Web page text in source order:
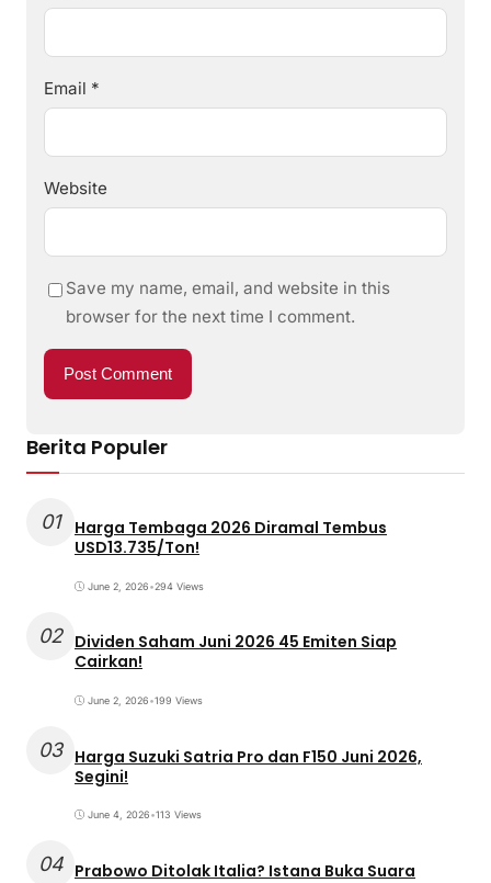
Email *
Website
Save my name, email, and website in this
browser for the next time I comment.
Berita Populer
01
Harga Tembaga 2026 Diramal Tembus
USD13.735/Ton!
June 2, 2026•294 Views
02 Dividen Saham Juni 2026 45 Emiten Siap
Cairkan!
June 2, 2026•199 Views
03 Harga Suzuki Satria Pro dan F150 Juni 2026,
Segini!
June 4, 2026•113 Views
04 Prabowo Ditolak Italia? Istana Buka Suara